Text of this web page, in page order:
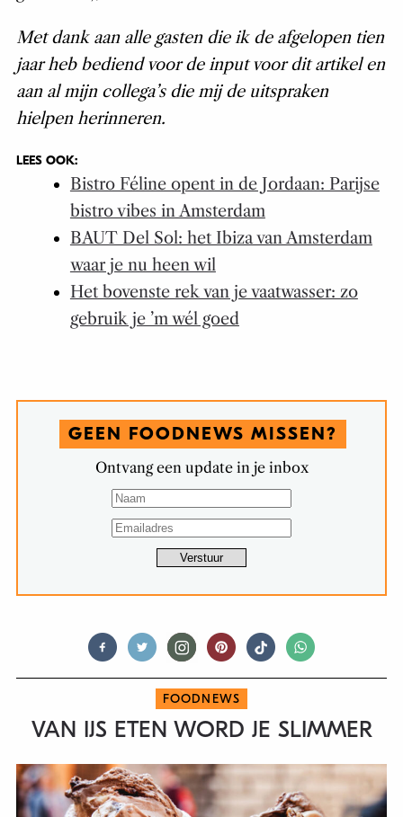
Met dank aan alle gasten die ik de afgelopen tien
jaar heb bediend voor de input voor dit artikel en
aan al mijn collega’s die mij de uitspraken
hielpen herinneren.
LEES OOK:
Bistro Féline opent in de Jordaan: Parijse
bistro vibes in Amsterdam
BAUT Del Sol: het Ibiza van Amsterdam
waar je nu heen wil
Het bovenste rek van je vaatwasser: zo
gebruik je ’m wél goed
GEEN FOODNEWS MISSEN?
Ontvang een update in je inbox
FOODNEWS
VAN IJS ETEN WORD JE SLIMMER